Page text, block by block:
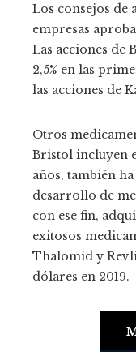
Los consejos de
empresas
Las acciones de
2,5% en las
las acciones de
Otros
Bristol incluyen
años, también
desarrollo de
con ese fin,
exitosos
Thalomid y
dólares en 2019.